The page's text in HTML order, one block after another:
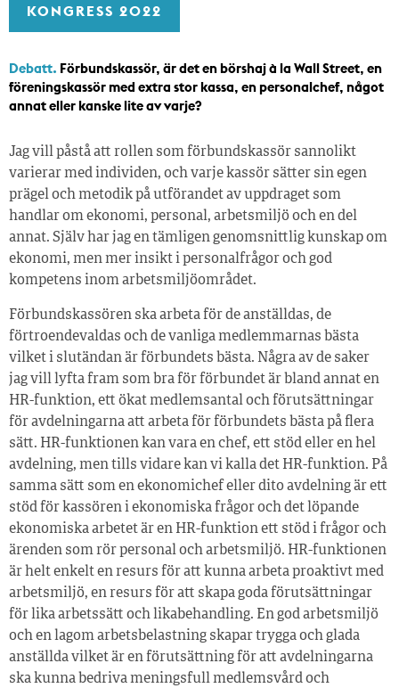
KONGRESS 2022
Debatt. Förbundskassör, är det en börshaj à la Wall Street, en
föreningskassör med extra stor kassa, en personalchef, något
annat eller kanske lite av varje?
Jag vill påstå att rollen som förbundskassör sannolikt
varierar med individen, och varje kassör sätter sin egen
prägel och metodik på utförandet av uppdraget som
handlar om ekonomi, personal, arbetsmiljö och en del
annat. Själv har jag en tämligen genomsnittlig kunskap om
ekonomi, men mer insikt i personalfrågor och god
kompetens inom arbetsmiljöområdet.
Förbundskassören ska arbeta för de anställdas, de
förtroendevaldas och de vanliga medlemmarnas bästa
vilket i slutändan är förbundets bästa. Några av de saker
jag vill lyfta fram som bra för förbundet är bland annat en
HR-funktion, ett ökat medlemsantal och förutsättningar
för avdelningarna att arbeta för förbundets bästa på flera
sätt. HR-funktionen kan vara en chef, ett stöd eller en hel
avdelning, men tills vidare kan vi kalla det HR-funktion. På
samma sätt som en ekonomichef eller dito avdelning är ett
stöd för kassören i ekonomiska frågor och det löpande
ekonomiska arbetet är en HR-funktion ett stöd i frågor och
ärenden som rör personal och arbetsmiljö. HR-funktionen
är helt enkelt en resurs för att kunna arbeta proaktivt med
arbetsmiljö, en resurs för att skapa goda förutsättningar
för lika arbetssätt och likabehandling. En god arbetsmiljö
och en lagom arbetsbelastning skapar trygga och glada
anställda vilket är en förutsättning för att avdelningarna
ska kunna bedriva meningsfull medlemsvård och